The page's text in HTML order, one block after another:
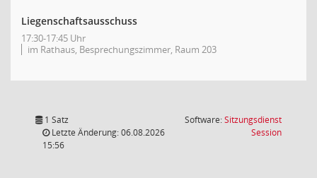
Liegenschaftsausschuss
17:30-17:45 Uhr
im Rathaus, Besprechungszimmer, Raum 203
1 Satz
Letzte Änderung: 06.08.2026
15:56
Software:Sitzungsdienst
Session(Wird in